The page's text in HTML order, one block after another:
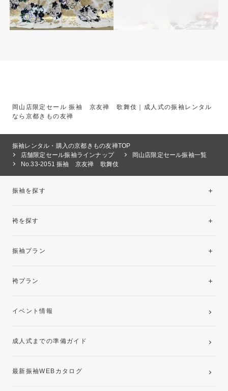
岡山店限定セール 振袖 京友禅 歌舞伎｜成人式の振袖レンタル
なら京都きもの友禅
振袖レンタル・購入の京都きもの友禅TOP
店舗限定セール振袖ラインナップ
岡山店限定セール振袖一覧
No.33-2051 振袖 京友禅 歌舞伎
振袖を探す
袴を探す
振袖プラン
レンタルプラン
袴プラン
卒業袴レンタルプラン
イベント情報
成人式までの準備ガイド
最新振袖WEBカタログ